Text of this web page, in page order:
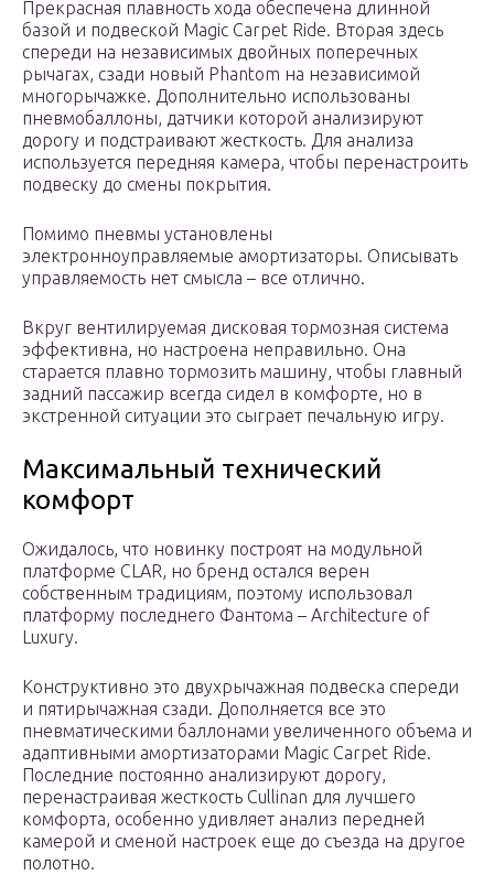
Прекрасная плавность хода обеспечена длинной
базой и подвеской Magic Carpet Ride. Вторая здесь
спереди на независимых двойных поперечных
рычагах, сзади новый Phantom на независимой
многорычажке. Дополнительно использованы
пневмобаллоны, датчики которой анализируют
дорогу и подстраивают жесткость. Для анализа
используется передняя камера, чтобы перенастроить
подвеску до смены покрытия.
Помимо пневмы установлены
электронноуправляемые амортизаторы. Описывать
управляемость нет смысла – все отлично.
Вкруг вентилируемая дисковая тормозная система
эффективна, но настроена неправильно. Она
старается плавно тормозить машину, чтобы главный
задний пассажир всегда сидел в комфорте, но в
экстренной ситуации это сыграет печальную игру.
Максимальный технический
комфорт
Ожидалось, что новинку построят на модульной
платформе CLAR, но бренд остался верен
собственным традициям, поэтому использовал
платформу последнего Фантома – Architecture of
Luxury.
Конструктивно это двухрычажная подвеска спереди
и пятирычажная сзади. Дополняется все это
пневматическими баллонами увеличенного объема и
адаптивными амортизаторами Magic Carpet Ride.
Последние постоянно анализируют дорогу,
перенастраивая жесткость Cullinan для лучшего
комфорта, особенно удивляет анализ передней
камерой и сменой настроек еще до съезда на другое
полотно.